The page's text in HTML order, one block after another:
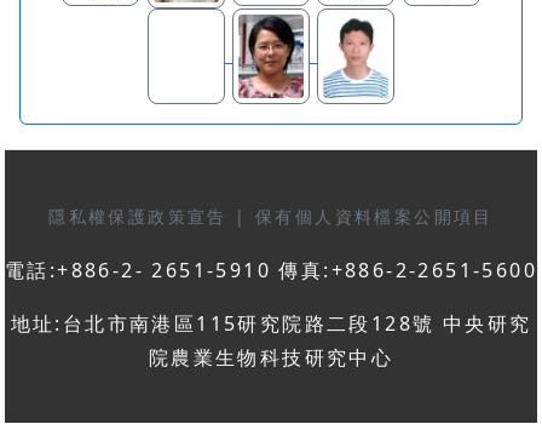
隱私權保護政策宣告 | 保有個人資料檔案公開項目
電話:+886-2- 2651-5910 傳真:+886-2-2651-5600
地址:台北市南港區115研究院路二段128號 中央研究
院農業生物科技研究中心